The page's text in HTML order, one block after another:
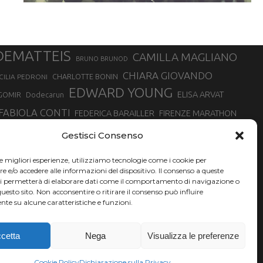
Gestisci Consenso
migliori esperienze, utilizziamo tecnologie come i cookie per
e/o accedere alle informazioni del dispositivo. Il consenso a queste
permetterà di elaborare dati come il comportamento di navigazione o
sito. Non acconsentire o ritirare il consenso può influire
su alcune caratteristiche e funzioni.
Nega Visualizza le preferenze
BRUNO BRUNOD CAMILLA MAGLIANO
PEDRONI CHARLOTTE BONIN CHIARA GIOVANDO
Dodecarun EDWARD YOUNG ELISA ARVAT
FABIOLA CONTI FEDERICA BARAILLER FIRENZE MARATHON
GIOVANNA EPIS GIULIANO CAVALLO
DI TORINO MARATONINA MARCELLA BELLETTI MARCO OLMO
MONVISO VERTICAL RACE NADIA BATTOCLETTI
BONALDI SILVIA RAMPAZZO
CHEVRIER YEMAN CRIPPA